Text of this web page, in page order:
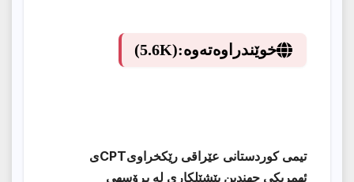
خوێندراوەتەوە:(5.6K)
تیمی كوردستانی عێراقی رێكخراویCPTی
ئهمریكی چهندین پێشێلكاری له پڕۆسهی